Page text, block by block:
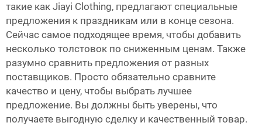
такие как Jiayi Clothing, предлагают специальные
предложения к праздникам или в конце сезона.
Сейчас самое подходящее время, чтобы добавить
несколько толстовок по сниженным ценам. Также
разумно сравнить предложения от разных
поставщиков. Просто обязательно сравните
качество и цену, чтобы выбрать лучшее
предложение. Вы должны быть уверены, что
получаете выгодную сделку и качественный товар.